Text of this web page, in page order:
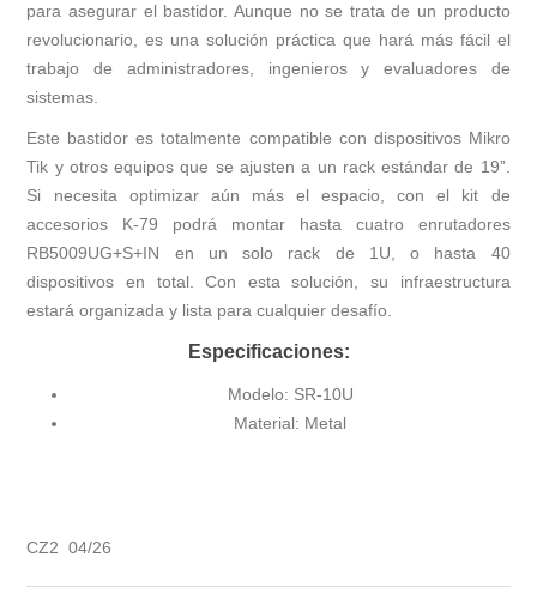
para asegurar el bastidor. Aunque no se trata de un producto
revolucionario, es una solución práctica que hará más fácil el
trabajo de administradores, ingenieros y evaluadores de
sistemas.
Este bastidor es totalmente compatible con dispositivos Mikro
Tik y otros equipos que se ajusten a un rack estándar de 19”.
Si necesita optimizar aún más el espacio, con el kit de
accesorios K-79 podrá montar hasta cuatro enrutadores
RB5009UG+S+IN en un solo rack de 1U, o hasta 40
dispositivos en total. Con esta solución, su infraestructura
estará organizada y lista para cualquier desafío.
Especificaciones:
Modelo: SR-10U
Material: Metal
CZ2 04/26